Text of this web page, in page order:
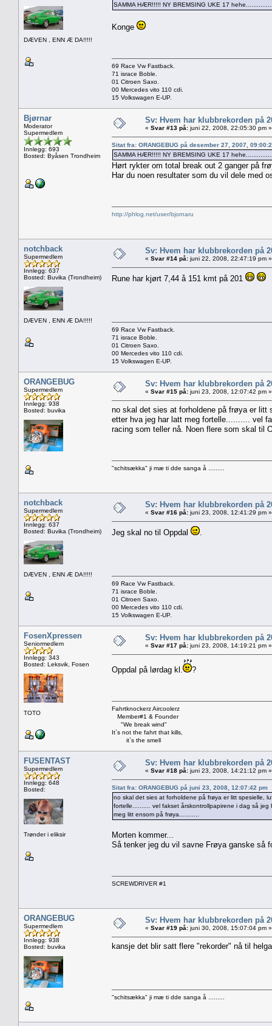
DÆVEN , ENN Æ DA!!!!!
SAMMA HÆR!!!!! NY BREMSING UKE 17
Konge
69 Race Vw Fastback.
71 israce Boble.
01 Citroen Saxo.
00 Mercedes vito 110 cdi.
15 Volkswagen E-UP.
Bjørnar
Moderator
Supermedlem
Innlegg: 693
Bosted: Byåsen Trondheim
Sv: Hvem har klubbrekorden på
« Svar #13 på: juni 22, 2008, 22:05:30 pm »
Sitat fra: ORANGEBUG på desember 27, 2007,
SAMMA HÆR!!!!! NY BREMSING UKE 17
Hørt rykter om total break out 2 ganger på
Har du noen resultater som du vil dele med
http://phlog.net/user/bjornaru
notchback
Supermedlem
Innlegg: 637
Bosted: Buvika (Trondheim)
DÆVEN , ENN Æ DA!!!!!
Sv: Hvem har klubbrekorden på
« Svar #14 på: juni 22, 2008, 22:47:19 pm »
Rune har kjørt 7,44 å 151 kmt på 201
69 Race Vw Fastback.
71 israce Boble.
01 Citroen Saxo.
00 Mercedes vito 110 cdi.
15 Volkswagen E-UP.
ORANGEBUG
Supermedlem
Innlegg: 938
Bosted: buvika
Sv: Hvem har klubbrekorden på
« Svar #15 på: juni 23, 2008, 12:07:42 pm »
no skal det sies at forholdene på frøya er litt
etter hva jeg har latt meg fortelle.......... vel
racing som teller nå. Noen flere som skal til
"schitsækka" ji mæ ti dde sanga å .........
notchback
Supermedlem
Innlegg: 637
Bosted: Buvika (Trondheim)
DÆVEN , ENN Æ DA!!!!!
Sv: Hvem har klubbrekorden på
« Svar #16 på: juni 23, 2008, 12:41:29 pm »
Jeg skal no til Oppdal
69 Race Vw Fastback.
71 israce Boble.
01 Citroen Saxo.
00 Mercedes vito 110 cdi.
15 Volkswagen E-UP.
FosenXpressen
Seniormedlem
Innlegg: 343
Bosted: Leksvik, Fosen
TOTO
Sv: Hvem har klubbrekorden på
« Svar #17 på: juni 23, 2008, 14:19:21 pm »
Oppdal på lørdag kl. ?
Fahrtknockerz Aircoolerz
Member#1 & Founder
"We break wind"
It`s not the fahrt that kills,
it`s the smell
FUSENTAST
Supermedlem
Innlegg: 648
Bosted:
Trønder i eliksir
Sv: Hvem har klubbrekorden på
« Svar #18 på: juni 23, 2008, 14:21:12 pm »
Sitat fra: ORANGEBUG på juni 23, 2008, 12:07:42 pm
no skal det sies at forholdene på frøya er litt spesielle,
fortelle.......... vel fakset årskontrollpapirene i dag så
meg litt ensom på frøya...........
Morten kommer...
Så tenker jeg du vil savne Frøya ganske så
SCREWDRIVER #1
ORANGEBUG
Supermedlem
Innlegg: 938
Bosted: buvika
Sv: Hvem har klubbrekorden på
« Svar #19 på: juni 30, 2008, 15:07:04 pm »
kansje det blir satt flere "rekorder" nå til
"schitsækka" ji mæ ti dde sanga å .........